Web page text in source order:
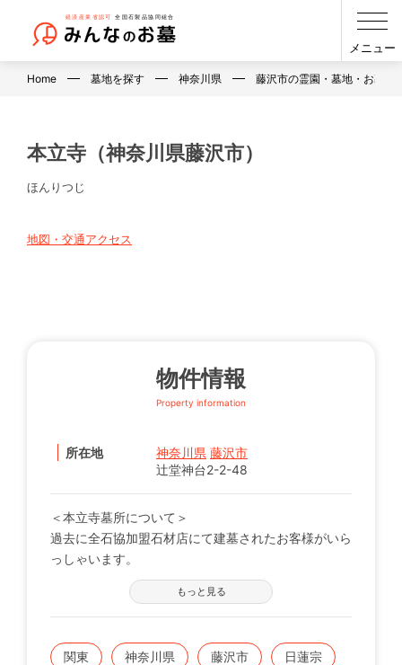
メニュー
Home 墓地を探す 神奈川県 藤沢市の霊園・墓地・お墓
本立寺（神奈川県藤沢市）
ほんりつじ
地図・交通アクセス
物件情報
Property information
所在地 神奈川県 藤沢市
辻堂神台2-2-48
＜本立寺墓所について＞
過去に全石協加盟石材店にて建墓されたお客様がいら
っしゃいます。
※現在の区画状況につきましては、電話番号【0120-
12-1440】までお問い合わせください。
もっと見る
関東 神奈川県 藤沢市 日蓮宗